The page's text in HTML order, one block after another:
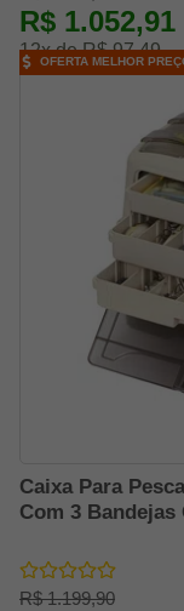
R$ 1.052,91
12x de R$ 97,49
Caixa Para
Com 3
R$ 1.199,90
OFERTA MELHOR